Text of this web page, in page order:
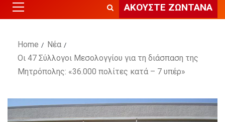
ΑΚΟΎΣΤΕ ΖΩΝΤΑΝΆ
Home
Νέα
Οι 47 Σύλλογοι Μεσολογγίου για τη διάσπαση της
Μητρόπολης: «36.000 πολίτες κατά – 7 υπέρ»